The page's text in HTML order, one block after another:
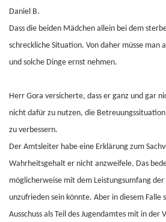
Daniel B.
Dass die beiden Mädchen allein bei dem
schreckliche Situation. Von daher müsse man
und solche Dinge ernst nehmen.
Herr Gora versicherte, dass er ganz und gar
nicht dafür zu nutzen, die
zu verbessern.
Der Amtsleiter habe eine Erklärung zum
Wahrheitsgehalt er nicht anzweifele. Das
möglicherweise mit dem Leistungsumfang
unzufrieden sein könnte. Aber in diesem Falle
Ausschuss als Teil des Jugendamtes mit in